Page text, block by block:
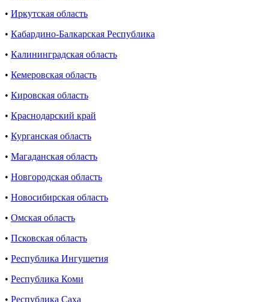
• Иркутская область
• Кабардино-Балкарская Республика
• Калининградская область
• Кемеровская область
• Кировская область
• Краснодарский край
• Курганская область
• Магаданская область
• Новгородская область
• Новосибирская область
• Омская область
• Псковская область
• Республика Ингушетия
• Республика Коми
• Республика Саха